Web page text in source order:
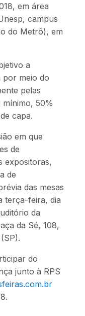
em área
campus
do Metrô), em
a
por meio do
pelas
50%
capa.
em que
de
expositoras,
de
das mesas
terça-feira, dia
da
da Sé, 108,
do
junto à RPS